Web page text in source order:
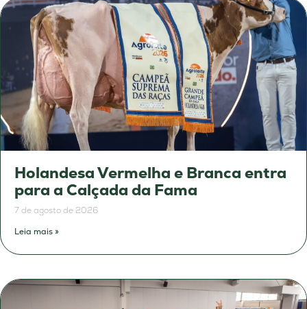
Holandesa Vermelha e Branca entra
para a Calçada da Fama
7 de agosto de 2026
Leia mais »